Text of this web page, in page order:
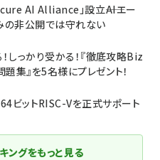
AI Alliance」設立――AIエー
の非公開では守れない
しっかり受かる！『徹底攻略Biz
集』を5名様にプレゼント！
ビットRISC-Vを正式サポート
ングをもっと見る